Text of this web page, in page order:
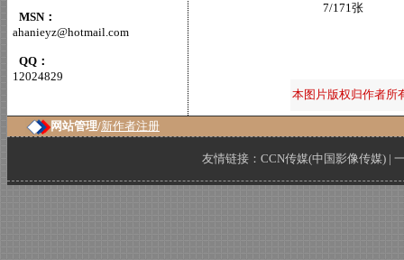
MSN：
ahanieyz@hotmail.com
QQ：
12024829
7/171张
本图片版权归作者所
网站管理/新作者注册
友情链接： CCN传媒(中国影像传媒) |